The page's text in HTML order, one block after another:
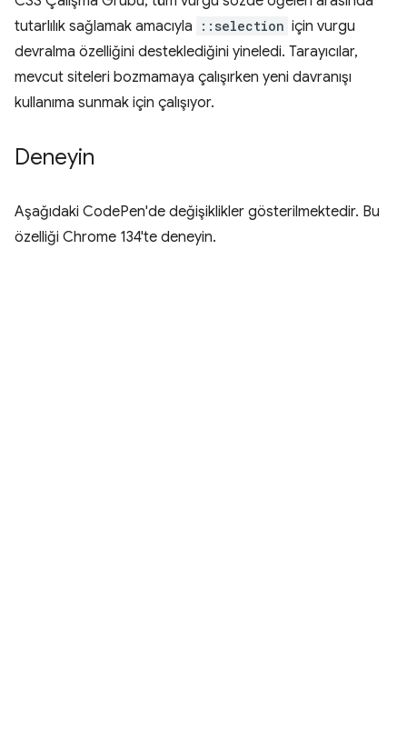
tutarlılık sağlamak amacıyla
::selection için vurgu
devralma özelliğini desteklediğini yineledi. Tarayıcılar,
mevcut siteleri bozmamaya çalışırken yeni davranışı
kullanıma sunmak için çalışıyor.
Deneyin
Aşağıdaki CodePen'de değişiklikler gösterilmektedir. Bu
özelliği Chrome 134'te deneyin.